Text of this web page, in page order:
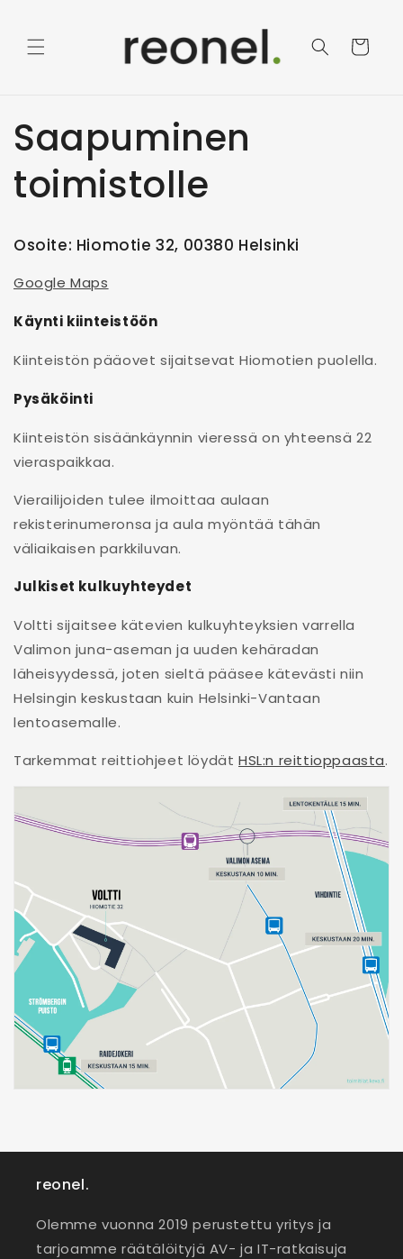
sisältöön
Ostoskori
Saapuminen
toimistolle
Osoite: Hiomotie 32, 00380 Helsinki
Google Maps
Käynti kiinteistöön
Kiinteistön pääovet sijaitsevat Hiomotien puolella.
Pysäköinti
Kiinteistön sisäänkäynnin vieressä on yhteensä 22
vieraspaikkaa.
Vierailijoiden tulee ilmoittaa aulaan
rekisterinumeronsa ja aula myöntää tähän
väliaikaisen parkkiluvan.
Julkiset kulkuyhteydet
Voltti sijaitsee kätevien kulkuyhteyksien varrella
Valimon juna-aseman ja uuden kehäradan
läheisyydessä, joten sieltä pääsee kätevästi niin
Helsingin keskustaan kuin Helsinki-Vantaan
lentoasemalle.
Tarkemmat reittiohjeet löydät HSL:n reittioppaasta.
reonel.
Olemme vuonna 2019 perustettu yritys ja
tarjoamme räätälöityjä AV- ja IT-ratkaisuja